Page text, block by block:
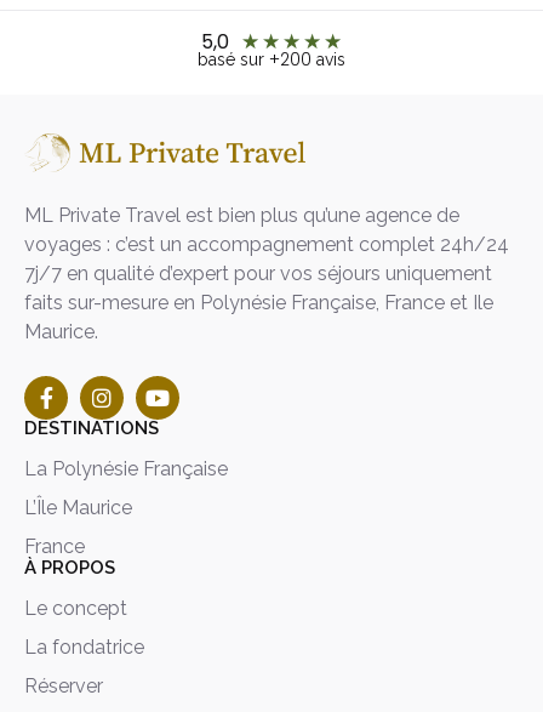
5,0 ★ ★ ★ ★ ★
basé sur +200 avis
ML Private Travel est bien plus qu’une agence de
voyages : c’est un accompagnement complet 24h/24
7j/7 en qualité d’expert pour vos séjours uniquement
faits sur-mesure en Polynésie Française, France et Ile
Maurice.
DESTINATIONS
La Polynésie Française
L’Île Maurice
France
À PROPOS
Le concept
La fondatrice
Réserver